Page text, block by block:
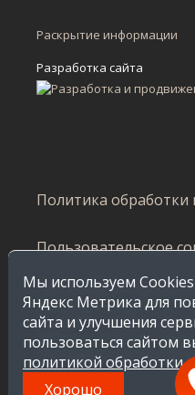
Раскрытие информации
Разработка сайта
Политика
Пользовательское
Сайт не является
ознакомительный
в каталоге,
области. Стоимость в
менеджеров Завода
Мы используем
Яндекс Метрика для
сайта и улучшения
пользоваться сайтом
политикой обработки
Хорошо